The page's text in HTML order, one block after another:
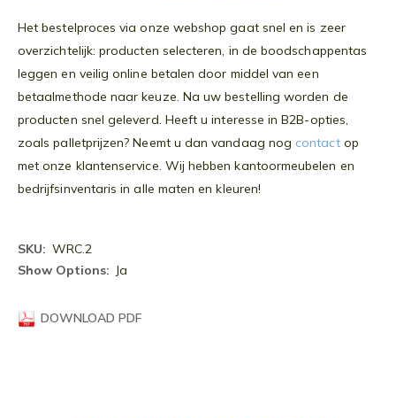
Het bestelproces via onze webshop gaat snel en is zeer
overzichtelijk: producten selecteren, in de boodschappentas
leggen en veilig online betalen door middel van een
betaalmethode naar keuze. Na uw bestelling worden de
producten snel geleverd. Heeft u interesse in B2B-opties,
zoals palletprijzen? Neemt u dan vandaag nog contactop
met onze klantenservice. Wij hebben kantoormeubelen en
bedrijfsinventaris in alle maten en kleuren!
Meer
informatie
WRC.2
Ja
DOWNLOAD PDF